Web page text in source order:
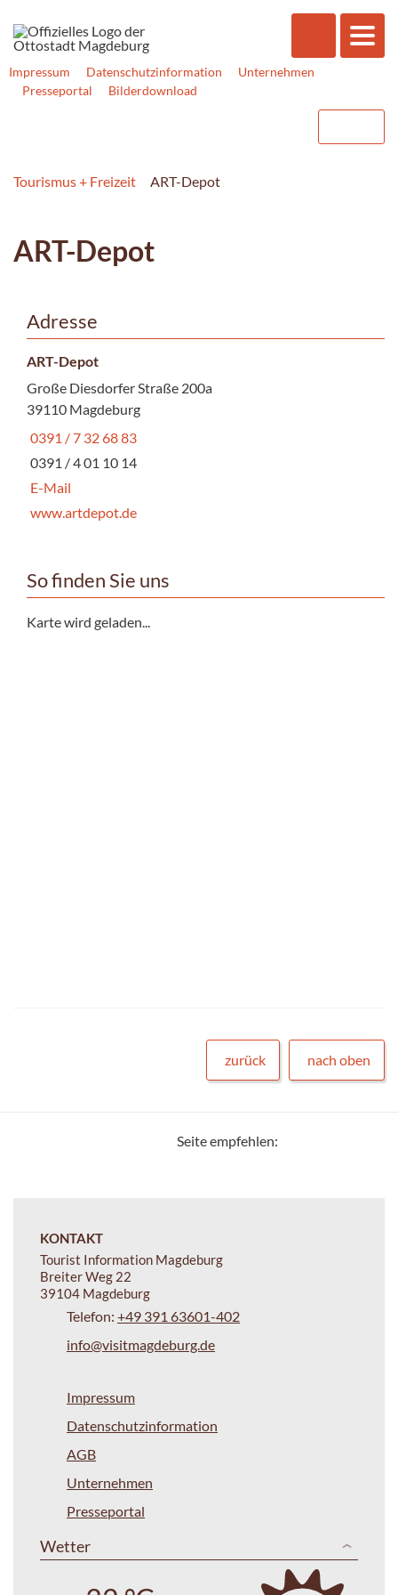
Impressum Datenschutzinformation
Unternehmen
Presseportal
Bilderdownload
Tourismus + Freizeit ART-Depot
ART-Depot
Adresse
ART-Depot
Große Diesdorfer Straße 200a
39110 Magdeburg
0391 / 7 32 68 83
0391 / 4 01 10 14
E-Mail
www.artdepot.de
So finden Sie uns
Karte wird geladen...
zurück nach oben
Seite empfehlen:
KONTAKT
Tourist Information Magdeburg
Breiter Weg 22
39104 Magdeburg
Telefon: +49 391 63601-402
info@visitmagdeburg.de
Impressum
Datenschutzinformation
AGB
Unternehmen
Presseportal
Wetter